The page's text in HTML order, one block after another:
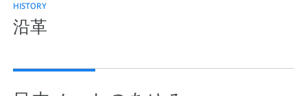
日用・事務用品
HISTORY
沿革